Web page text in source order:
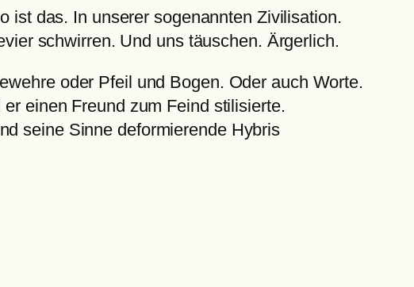
ist das. In unserer sogenannten Zivilisation.
schwirren. Und uns täuschen. Ärgerlich.
oder Pfeil und Bogen. Oder auch Worte.
einen Freund zum Feind stilisierte.
seine Sinne deformierende Hybris